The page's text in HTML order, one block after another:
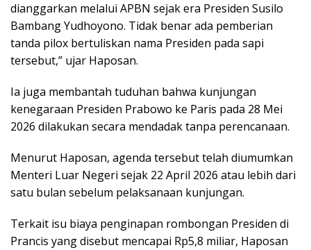
dianggarkan melalui APBN sejak era Presiden Susilo
Bambang Yudhoyono. Tidak benar ada pemberian
tanda pilox bertuliskan nama Presiden pada sapi
tersebut,” ujar Haposan.
Ia juga membantah tuduhan bahwa kunjungan
kenegaraan Presiden Prabowo ke Paris pada 28 Mei
2026 dilakukan secara mendadak tanpa perencanaan.
Menurut Haposan, agenda tersebut telah diumumkan
Menteri Luar Negeri sejak 22 April 2026 atau lebih dari
satu bulan sebelum pelaksanaan kunjungan.
Terkait isu biaya penginapan rombongan Presiden di
Prancis yang disebut mencapai Rp5,8 miliar, Haposan